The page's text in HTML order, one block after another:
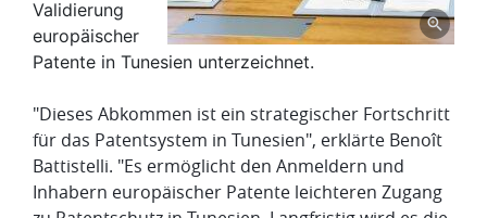
Validierung
europäischer
Patente in Tunesien unterzeichnet.
"Dieses Abkommen ist ein strategischer Fortschritt
für das Patentsystem in Tunesien", erklärte Benoît
Battistelli. "Es ermöglicht den Anmeldern und
Inhabern europäischer Patente leichteren Zugang